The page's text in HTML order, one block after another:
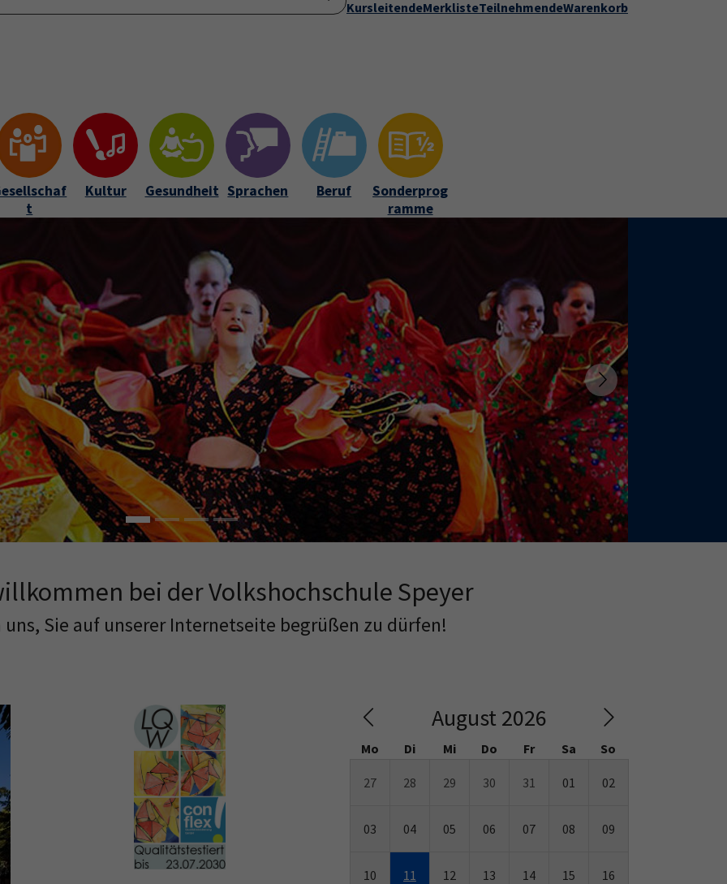
Startseite(current)
Anmeldung Über uns Aktuelles Kontakt Stadt Speyer zur DVV-Webseite
KursleitendeMerklisteTeilnehmendeWarenkorb
t
Kultur Gesundheit Sprachen Beruf
Sonderprog
ramme
Next
bei der Volkshochschule Speyer
uns, Sie auf unserer Internetseite begrüßen zu dürfen!
August 2026
Mo Di Mi Do Fr Sa So
27 28 29 30 31 01 02
03 04 05 06 07 08 09
10 11 12 13 14 15 16